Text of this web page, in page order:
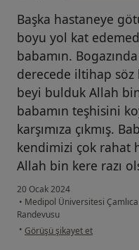
Başka hastaneye
boyu yol kat
babamın.
derecede iltihap söz
beyi bulduk Allah
babamın teşhisini
karşımıza çıkmış.
kendimizi çok rahat
Allah bin kere razı
20 Ocak 2024
• Medipol Üniversitesi
Randevusu
• kullanıcının görüşüne göre g.....
Görüşü şikayet et